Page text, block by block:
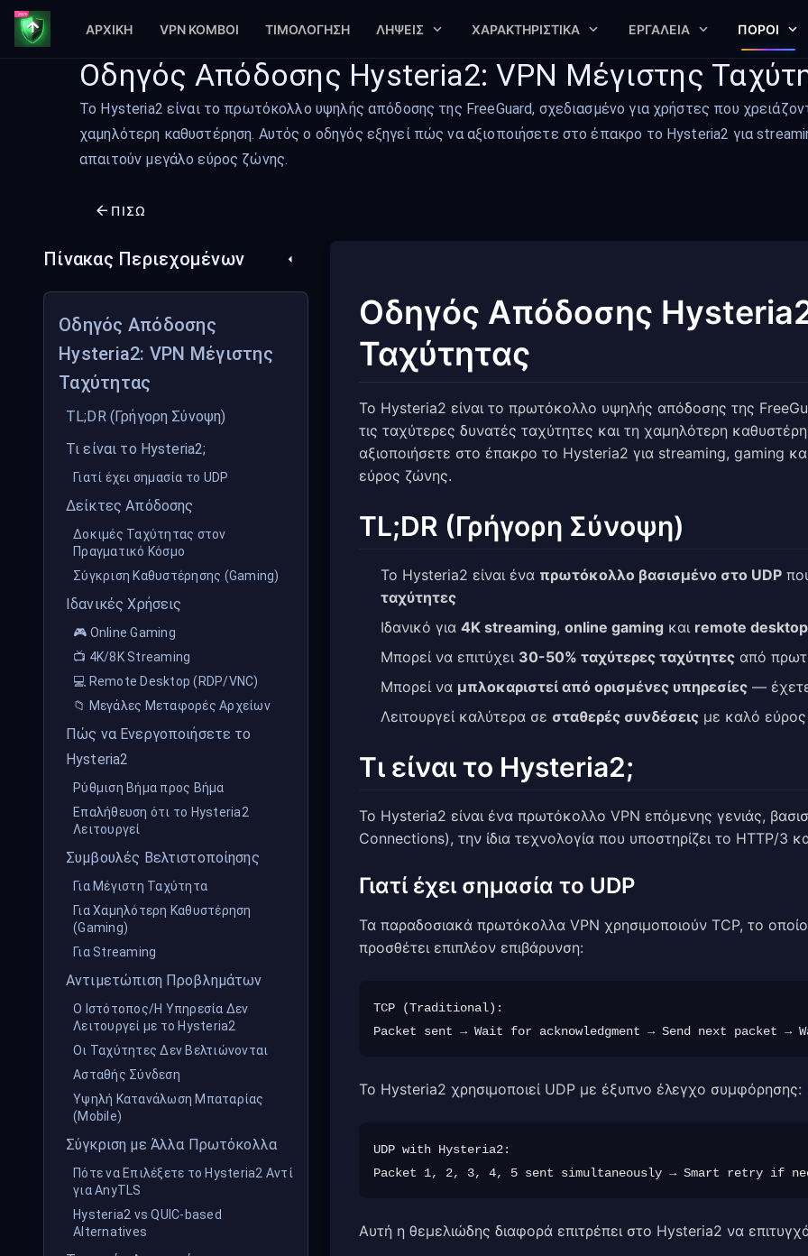
ΑΡΧΙΚΉ VPN ΚΌΜΒΟΙ ΤΙΜΟΛΌΓΗΣΗ ΛΉΨΕΙΣ ΧΑΡΑΚΤΗΡΙΣΤΙΚΆ ΕΡΓΑΛΕΊΑ ΠΌΡΟΙ
Οδηγός Απόδοσης Hysteria2: VPN Μέγιστης
Το Hysteria2 είναι το πρωτόκολλο υψηλής απόδοσης της FreeGuard, σχεδιασμένο για χρήστες που
χαμηλότερη καθυστέρηση. Αυτός ο οδηγός εξηγεί πώς να αξιοποιήσετε στο έπακρο το Hysteria2 για
απαιτούν μεγάλο εύρος ζώνης.
ΠΊΣΩ
Πίνακας Περιεχομένων
Οδηγός Απόδοσης
Hysteria2: VPN Μέγιστης
Ταχύτητας
TL;DR (Γρήγορη Σύνοψη)
Τι είναι το Hysteria2;
Γιατί έχει σημασία το UDP
Δείκτες Απόδοσης
Δοκιμές Ταχύτητας στον
Πραγματικό Κόσμο
Σύγκριση Καθυστέρησης (Gaming)
Ιδανικές Χρήσεις
🎮 Online Gaming
📺 4K/8K Streaming
💻 Remote Desktop (RDP/VNC)
📁 Μεγάλες Μεταφορές Αρχείων
Πώς να Ενεργοποιήσετε το
Hysteria2
Ρύθμιση Βήμα προς Βήμα
Επαλήθευση ότι το Hysteria2
Λειτουργεί
Συμβουλές Βελτιστοποίησης
Για Μέγιστη Ταχύτητα
Για Χαμηλότερη Καθυστέρηση
(Gaming)
Για Streaming
Αντιμετώπιση Προβλημάτων
Ο Ιστότοπος/Η Υπηρεσία Δεν
Λειτουργεί με το Hysteria2
Οι Ταχύτητες Δεν Βελτιώνονται
Ασταθής Σύνδεση
Υψηλή Κατανάλωση Μπαταρίας
(Mobile)
Σύγκριση με Άλλα Πρωτόκολλα
Πότε να Επιλέξετε το Hysteria2 Αντί
για AnyTLS
Hysteria2 vs QUIC-based
Alternatives
Οδηγός Απόδοσης
Ταχύτητας
Το Hysteria2 είναι το πρωτόκολλο υψηλής απόδοσης της
τις ταχύτερες δυνατές ταχύτητες και τη χαμηλότερη
αξιοποιήσετε στο έπακρο το Hysteria2 για streaming, gaming
εύρος ζώνης.
TL;DR (Γρήγορη Σύνοψη)
Το Hysteria2 είναι ένα πρωτόκολλο βασισμένο στο UDP
ταχύτητες
Ιδανικό για 4K streaming, online gaming και remote desktop
Μπορεί να επιτύχει 30-50% ταχύτερες ταχύτητες από
Μπορεί να μπλοκαριστεί από ορισμένες υπηρεσίες —
Λειτουργεί καλύτερα σε σταθερές συνδέσεις με καλό
Τι είναι το Hysteria2;
Το Hysteria2 είναι ένα πρωτόκολλο VPN επόμενης γενιάς,
Connections), την ίδια τεχνολογία που υποστηρίζει το HTTP/3
Γιατί έχει σημασία το UDP
Τα παραδοσιακά πρωτόκολλα VPN χρησιμοποιούν TCP, το
προσθέτει επιπλέον επιβάρυνση:
TCP (Traditional):
Το Hysteria2 χρησιμοποιεί UDP με έξυπνο έλεγχο συμφόρησης:
UDP with Hysteria2:
Αυτή η θεμελιώδης διαφορά επιτρέπει στο Hysteria2 να